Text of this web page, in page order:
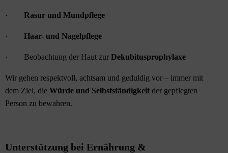
· Rasur und Mundpflege
· Haar- und Nagelpflege
· Beobachtung der Haut zur Dekubitusprophylaxe
Wir gehen respektvoll, achtsam und geduldig vor – immer mit
dem Ziel, die Würde und Selbstständigkeit der gepflegten
Person zu bewahren.
Unterstützung bei Ernährung &